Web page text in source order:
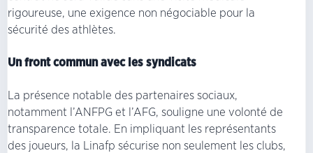
rigoureuse, une exigence non négociable pour la
sécurité des athlètes.
Un front commun avec les syndicats
La présence notable des partenaires sociaux,
notamment l’ANFPG et l’AFG, souligne une volonté de
transparence totale. En impliquant les représentants
des joueurs, la Linafp sécurise non seulement les clubs,